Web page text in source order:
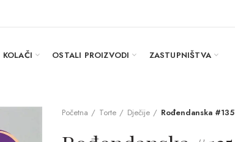
KOLAČI OSTALI PROIZVODI ZASTUPNIŠTVA
Početna Torte Dječije Rođendanska #135